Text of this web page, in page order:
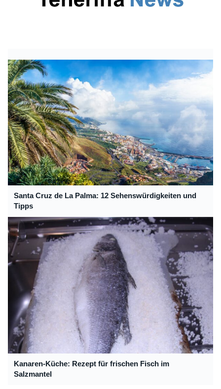
Santa Cruz de La Palma: 12 Sehenswürdigkeiten und
Tipps
Kanaren-Küche: Rezept für frischen Fisch im
Salzmantel